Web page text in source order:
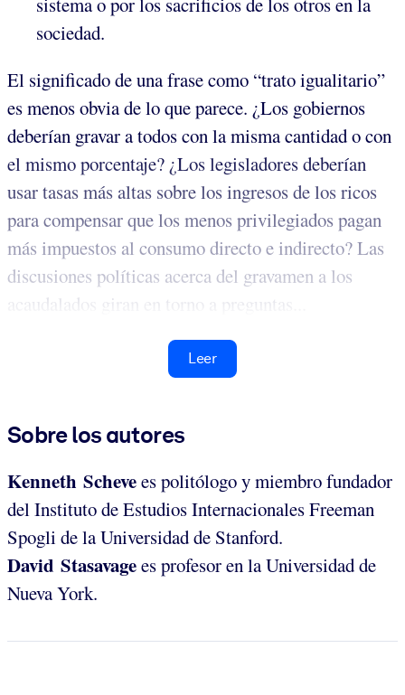
sociedad.
El significado de una frase como “trato igualitario”
es menos obvia de lo que parece. ¿Los gobiernos
deberían gravar a todos con la misma cantidad o con
el mismo porcentaje? ¿Los legisladores deberían
usar tasas más altas sobre los ingresos de los ricos
para compensar que los menos privilegiados pagan
más impuestos al consumo directo e indirecto? Las
discusiones políticas acerca del gravamen a los
acaudalados giran en torno a preguntas...
Leer
Sobre los autores
Kenneth Schevees politólogo y miembro fundador
del Instituto de Estudios Internacionales Freeman
Spogli de la Universidad de Stanford.
David Stasavagees profesor en la Universidad de
Nueva York.